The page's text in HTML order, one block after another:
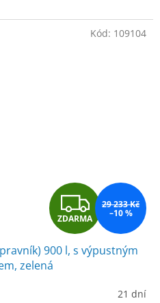
Z
D
A
ZDARMA
29 233 Kč
–10 %
900 l, s výpustným
zelená
21 dní
Kód: 109104